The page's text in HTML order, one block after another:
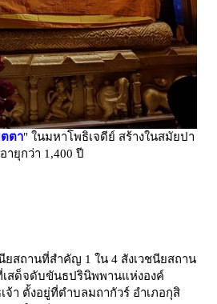
ตา" ในมหาโพธิเจดีย์ สร้างในสมัยปา
ยุกว่า 1,400 ปี
ยสถานที่สำคัญ 1 ใน 4 สังเวชนียสถาน
สด็จดับขันธปรินิพพานแห่งองค์
จ้า ตั้งอยู่ที่ตำบลมถากัวร์ อำเภอกุสิ